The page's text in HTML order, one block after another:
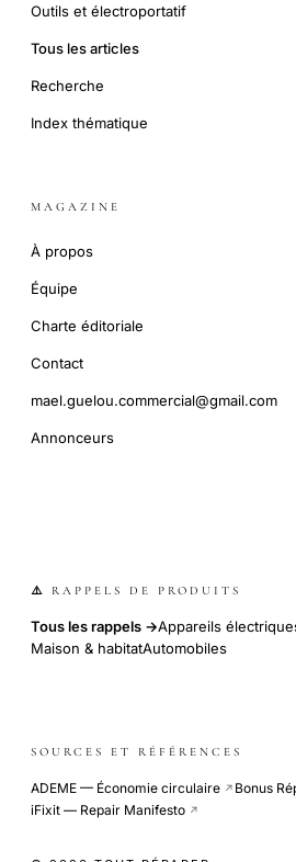
Outils et électroportatif
Tous les articles
Recherche
Index thématique
MAGAZINE
À propos
Équipe
Charte éditoriale
Contact
mael.guelou.commercial@gmail.com
Annonceurs
⚠️ RAPPELS DE PRODUITS
Tous les rappels →Appareils
Maison & habitatAutomobiles
SOURCES ET RÉFÉRENCES
ADEME — Économie circulaire ↗ Bonus
iFixit — Repair Manifesto ↗